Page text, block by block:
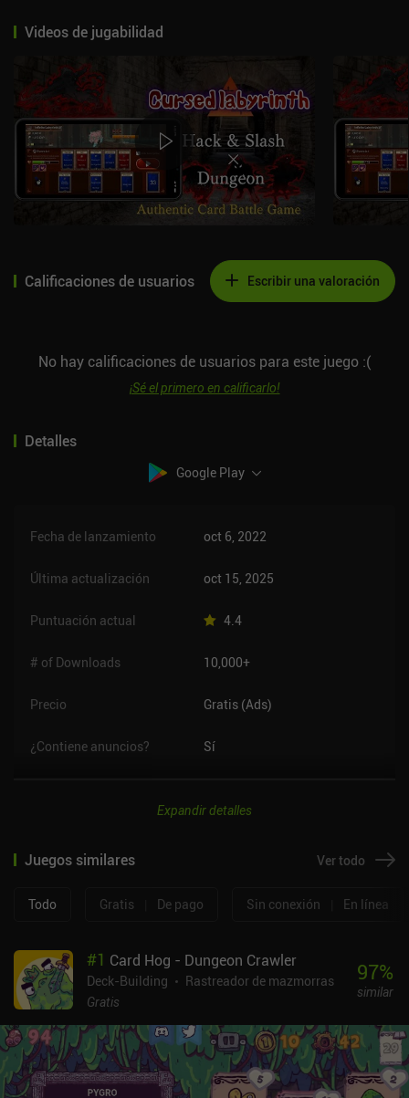
Videos de jugabilidad
Calificaciones de usuarios Escribir una valoración
No hay calificaciones de usuarios para este juego :(
¡Sé el primero en calificarlo!
Detalles
Google Play
Fecha de lanzamiento oct 6, 2022
Última actualización oct 15, 2025
Puntuación actual 4.4
# of Downloads 10,000+
Precio Gratis (Ads)
¿Contiene anuncios? Sí
Expandir detalles
Juegos similares Ver todo
Todo Gratis De pago Sin conexión En línea
#1 Card Hog - Dungeon Crawler
Deck-Building
Rastreador de mazmorras
Gratis
97%
similar